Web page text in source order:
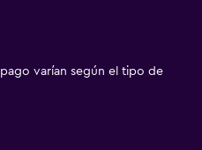
varían según el tipo de